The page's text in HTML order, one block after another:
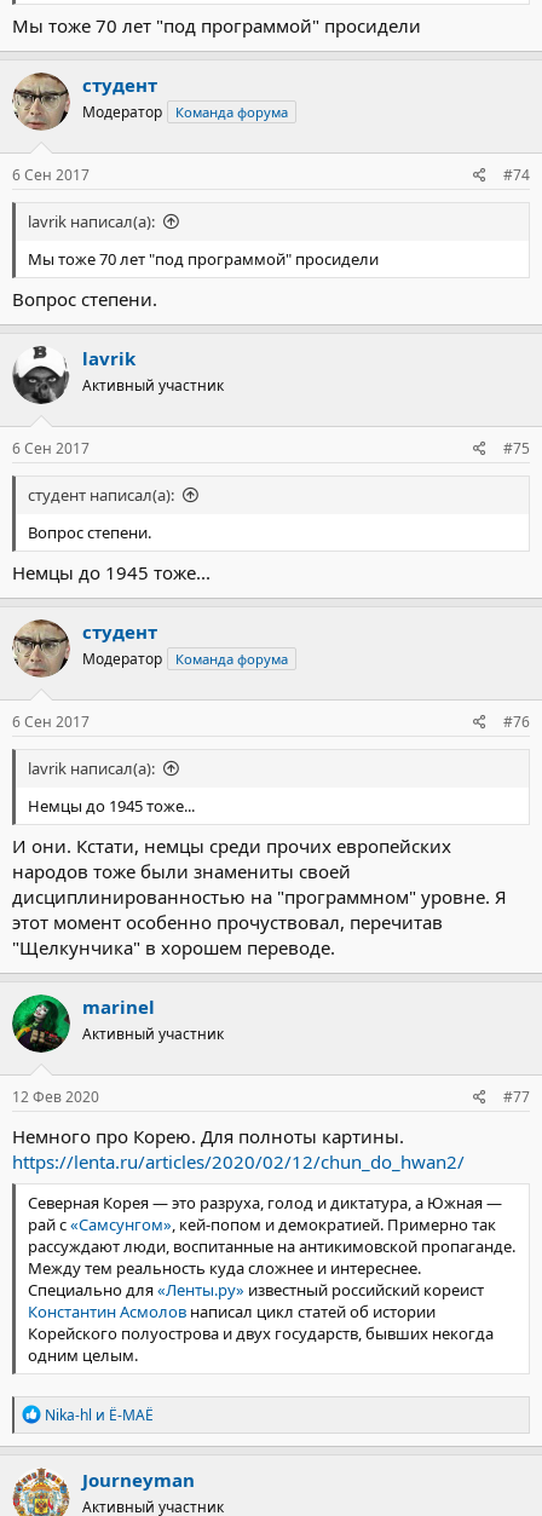
Мы тоже 70 лет "под программой" просидели
студент
Модератор Команда форума
6 Сен 2017 #74
lavrik написал(а):
Мы тоже 70 лет "под программой" просидели
Вопрос степени.
lavrik
Активный участник
6 Сен 2017 #75
студент написал(а):
Вопрос степени.
Немцы до 1945 тоже...
студент
Модератор Команда форума
6 Сен 2017 #76
lavrik написал(а):
Немцы до 1945 тоже...
И они. Кстати, немцы среди прочих европейских
народов тоже были знамениты своей
дисциплинированностью на "программном" уровне. Я
этот момент особенно прочуствовал, перечитав
"Щелкунчика" в хорошем переводе.
marinel
Активный участник
12 Фев 2020 #77
Немного про Корею. Для полноты картины.
https://lenta.ru/articles/2020/02/12/chun_do_hwan2/
Северная Корея — это разруха, голод и диктатура, а Южная —
рай с«Самсунгом», кей-попом и демократией. Примерно так
рассуждают люди, воспитанные на антикимовской пропаганде.
Между тем реальность куда сложнее и интереснее.
Специально для«Ленты.ру» известный российский кореист
Константин Асмолов написал цикл статей об истории
Корейского полуострова и двух государств, бывших некогда
одним целым.
Р
е
а
к
ц
и
Nika-hl и Ё-МАЁ
Journeyman
Активный участник